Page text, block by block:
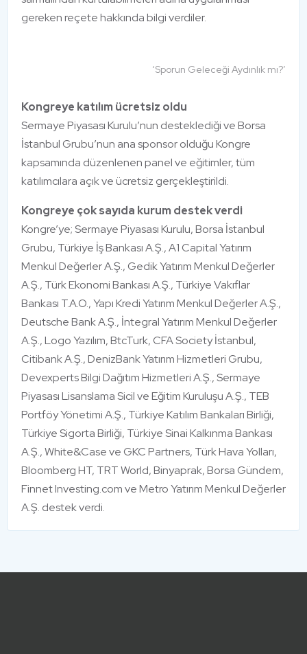
gereken reçete hakkında bilgi verdiler.
‘Sporun Geleceği Aydınlık mı?’
Kongreye katılım ücretsiz oldu
Sermaye Piyasası Kurulu’nun desteklediği ve Borsa
İstanbul Grubu’nun ana sponsor olduğu Kongre
kapsamında düzenlenen panel ve eğitimler, tüm
katılımcılara açık ve ücretsiz gerçekleştirildi.
Kongreye çok sayıda kurum destek verdi
Kongre’ye; Sermaye Piyasası Kurulu, Borsa İstanbul
Grubu, Türkiye İş Bankası A.Ş., A1 Capital Yatırım
Menkul Değerler A.Ş., Gedik Yatırım Menkul Değerler
A.Ş., Türk Ekonomi Bankası A.Ş., Türkiye Vakıflar
Bankası T.A.O., Yapı Kredi Yatırım Menkul Değerler A.Ş.,
Deutsche Bank A.Ş., İntegral Yatırım Menkul Değerler
A.Ş., Logo Yazılım, BtcTurk, CFA Society İstanbul,
Citibank A.Ş., DenizBank Yatırım Hizmetleri Grubu,
Devexperts Bilgi Dağıtım Hizmetleri A.Ş., Sermaye
Piyasası Lisanslama Sicil ve Eğitim Kuruluşu A.Ş., TEB
Portföy Yönetimi A.Ş., Türkiye Katılım Bankaları Birliği,
Türkiye Sigorta Birliği, Türkiye Sinai Kalkınma Bankası
A.Ş., White&Case ve GKC Partners, Türk Hava Yolları,
Bloomberg HT, TRT World, Binyaprak, Borsa Gündem,
Finnet Investing.com ve Metro Yatırım Menkul Değerler
A.Ş. destek verdi.